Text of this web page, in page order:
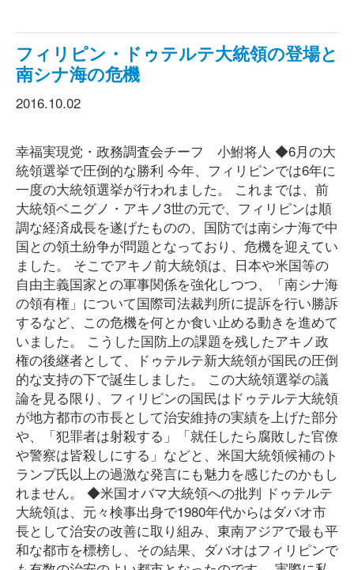
フィリピン・ドゥテルテ大統領の登場と
南シナ海の危機
2016.10.02
幸福実現党・政務調査会チーフ 小鮒将人 ◆6月の大
統領選挙で圧倒的な勝利 今年、フィリピンでは6年に
一度の大統領選挙が行われました。 これまでは、前
大統領ベニグノ・アキノ3世の元で、フィリピンは順
調な経済成長を遂げたものの、国防では南シナ海で中
国との領土紛争が問題となっており、危機を迎えてい
ました。 そこでアキノ前大統領は、日本や米国等の
自由主義国家との軍事関係を強化しつつ、「南シナ海
の領有権」について国際司法裁判所に提訴を行い勝訴
するなど、この危機を何とか食い止める動きを進めて
いました。 こうした国防上の課題を残したアキノ政
権の後継者として、ドゥテルテ新大統領が国民の圧倒
的な支持の下で誕生しました。 この大統領選挙の議
論を見る限り、フィリピンの国民はドゥテルテ大統領
が地方都市の市長として治安維持の実績を上げた部分
や、「犯罪者は射殺する」「就任したら腐敗した官僚
や警察は皆殺しにする」などと、米国大統領候補のト
ランプ氏以上の過激な発言にも魅力を感じたのかもし
れません。 ◆米国オバマ大統領への批判 ドゥテルテ
大統領は、元々検事出身で1980年代からはダバオ市
長として治安の改善に取り組み、東南アジアで最も平
和な都市を標榜し、その結果、ダバオはフィリピンで